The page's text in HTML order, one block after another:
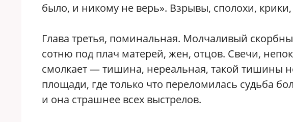
было, и никому не верь». Взрывы, сполохи, крики,
Глава третья, поминальная. Молчаливый
сотню под плач матерей, жен, отцов. Свечи,
смолкает — тишина, нереальная, такой тишины
площади, где только что переломилась судьба
и она страшнее всех выстрелов.